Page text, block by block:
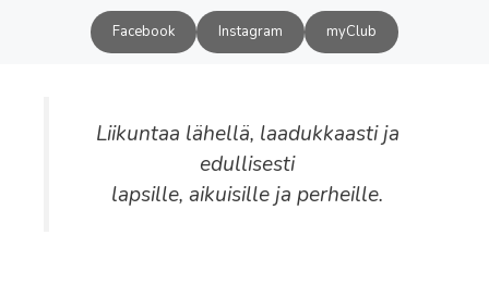
Facebook Instagram myClub
Liikuntaa lähellä, laadukkaasti ja
edullisesti
lapsille, aikuisille ja perheille.